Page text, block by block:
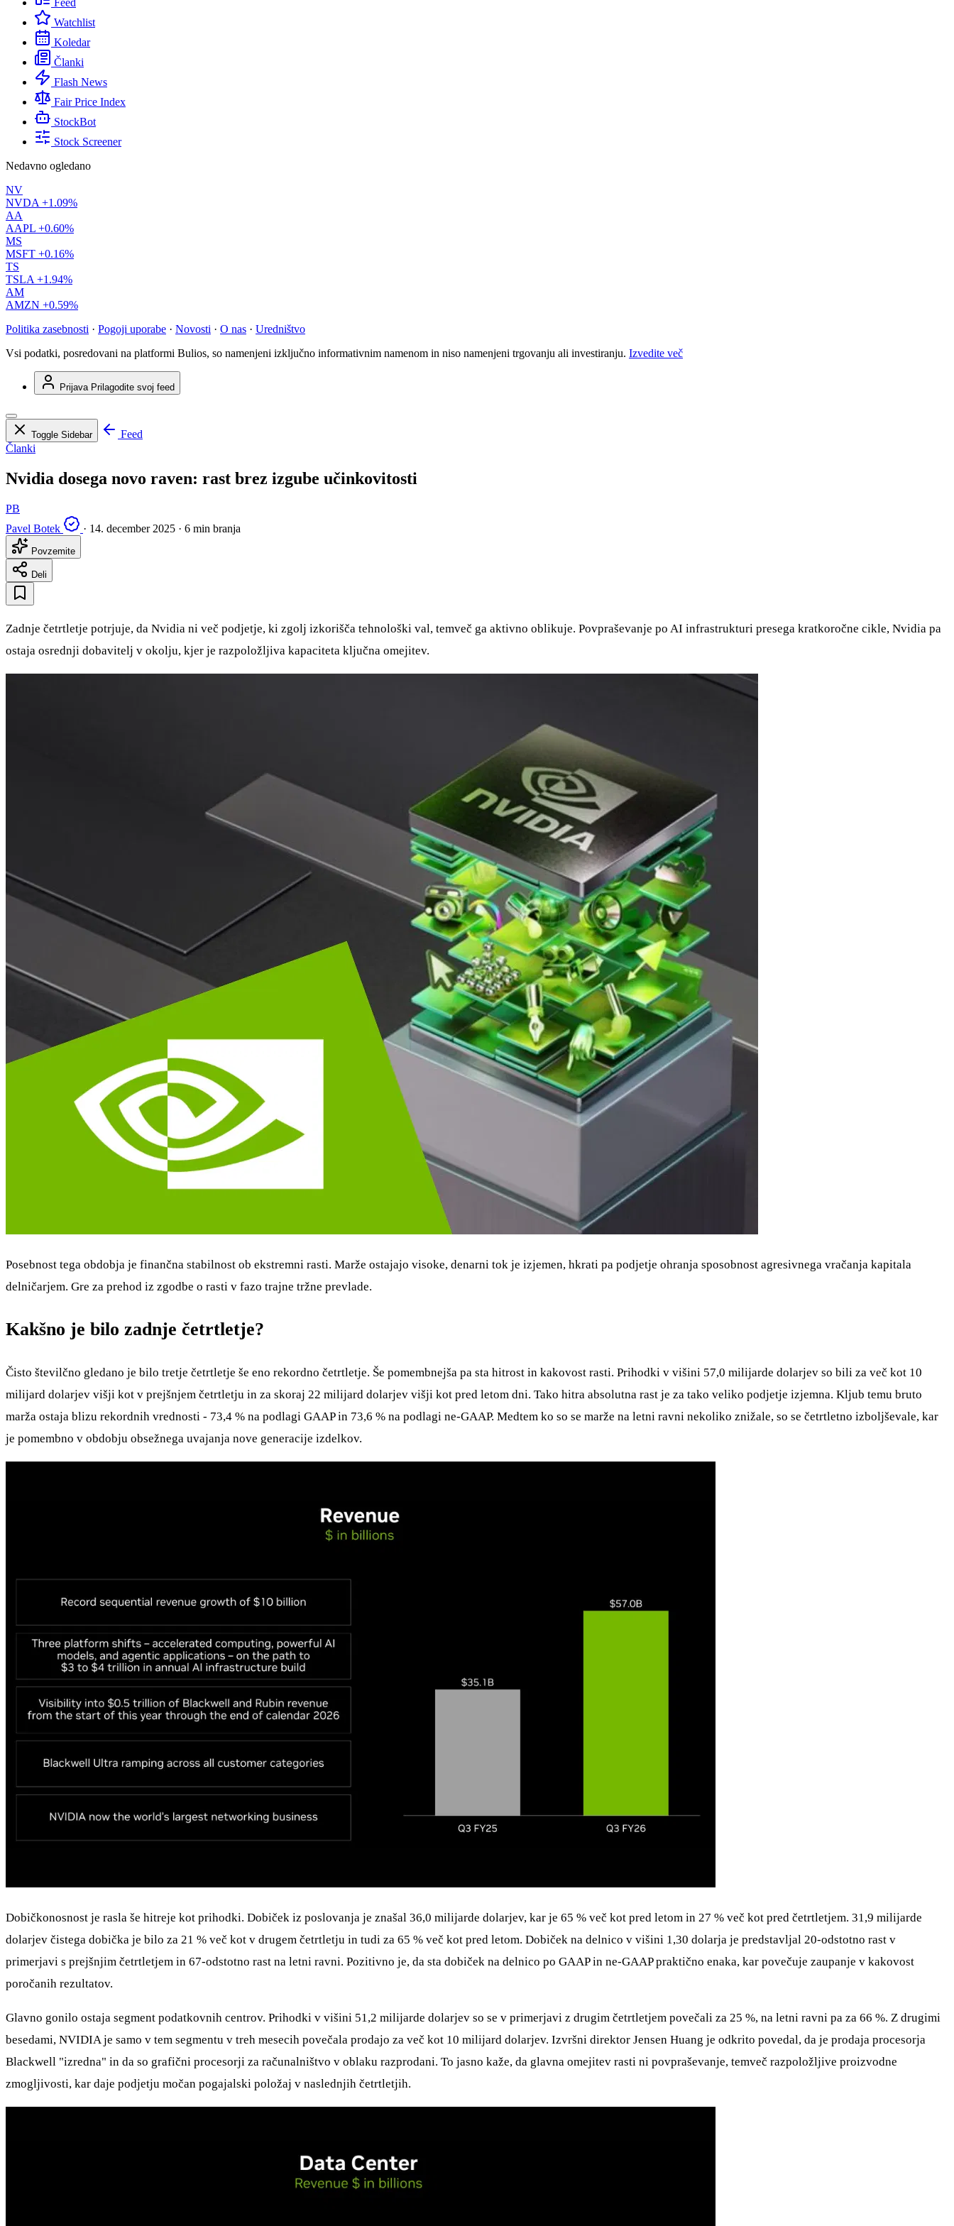
Feed
Watchlist
Koledar
Članki
Flash News
Fair Price Index
StockBot
Stock Screener
Nedavno ogledano
NV
NVDA +1.09%
AA
AAPL +0.60%
MS
MSFT +0.16%
TS
TSLA +1.94%
AM
AMZN +0.59%
Politika zasebnosti · Pogoji uporabe · Novosti · O nas · Uredništvo
Vsi podatki, posredovani na platformi Bulios, so namenjeni izključno informativnim namenom in niso namenjeni trgovanju ali investiranju. Izvedite več
Prijava Prilagodite svoj feed
Toggle Sidebar
Feed
Članki
Nvidia dosega novo raven: rast brez izgube učinkovitosti
PB
Pavel Botek
· 14. december 2025 · 6 min branja
Povzemite
Deli
Zadnje četrtletje potrjuje, da Nvidia ni več podjetje, ki zgolj izkorišča tehnološki val, temveč ga aktivno oblikuje. Povpraševanje po AI infrastrukturi presega kratkoročne cikle, Nvidia pa
ostaja osrednji dobavitelj v okolju, kjer je razpoložljiva kapaciteta ključna omejitev.
Posebnost tega obdobja je finančna stabilnost ob ekstremni rasti. Marže ostajajo visoke, denarni tok je izjemen, hkrati pa podjetje ohranja sposobnost agresivnega vračanja kapitala
delničarjem. Gre za prehod iz zgodbe o rasti v fazo trajne tržne prevlade.
Kakšno je bilo zadnje četrtletje?
Čisto številčno gledano je bilo tretje četrtletje še eno rekordno četrtletje. Še pomembnejša pa sta hitrost in kakovost rasti. Prihodki v višini 57,0 milijarde dolarjev so bili za več kot 10
milijard dolarjev višji kot v prejšnjem četrtletju in za skoraj 22 milijard dolarjev višji kot pred letom dni. Tako hitra absolutna rast je za tako veliko podjetje izjemna. Kljub temu bruto
marža ostaja blizu rekordnih vrednosti - 73,4 % na podlagi GAAP in 73,6 % na podlagi ne-GAAP. Medtem ko so se marže na letni ravni nekoliko znižale, so se četrtletno izboljševale, kar
je pomembno v obdobju obsežnega uvajanja nove generacije izdelkov.
Dobičkonosnost je rasla še hitreje kot prihodki. Dobiček iz poslovanja je znašal 36,0 milijarde dolarjev, kar je 65 % več kot pred letom in 27 % več kot pred četrtletjem. 31,9 milijarde
dolarjev čistega dobička je bilo za 21 % več kot v drugem četrtletju in tudi za 65 % več kot pred letom. Dobiček na delnico v višini 1,30 dolarja je predstavljal 20-odstotno rast v
primerjavi s prejšnjim četrtletjem in 67-odstotno rast na letni ravni. Pozitivno je, da sta dobiček na delnico po GAAP in ne-GAAP praktično enaka, kar povečuje zaupanje v kakovost
poročanih rezultatov.
Glavno gonilo ostaja segment podatkovnih centrov. Prihodki v višini 51,2 milijarde dolarjev so se v primerjavi z drugim četrtletjem povečali za 25 %, na letni ravni pa za 66 %. Z drugimi
besedami, NVIDIA je samo v tem segmentu v treh mesecih povečala prodajo za več kot 10 milijard dolarjev. Izvršni direktor Jensen Huang je odkrito povedal, da je prodaja procesorja
Blackwell "izredna" in da so grafični procesorji za računalništvo v oblaku razprodani. To jasno kaže, da glavna omejitev rasti ni povpraševanje, temveč razpoložljive proizvodne
zmogljivosti, kar daje podjetju močan pogajalski položaj v naslednjih četrtletjih.